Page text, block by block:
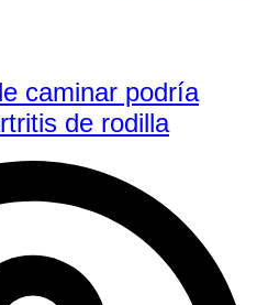
caminar podría
de rodilla